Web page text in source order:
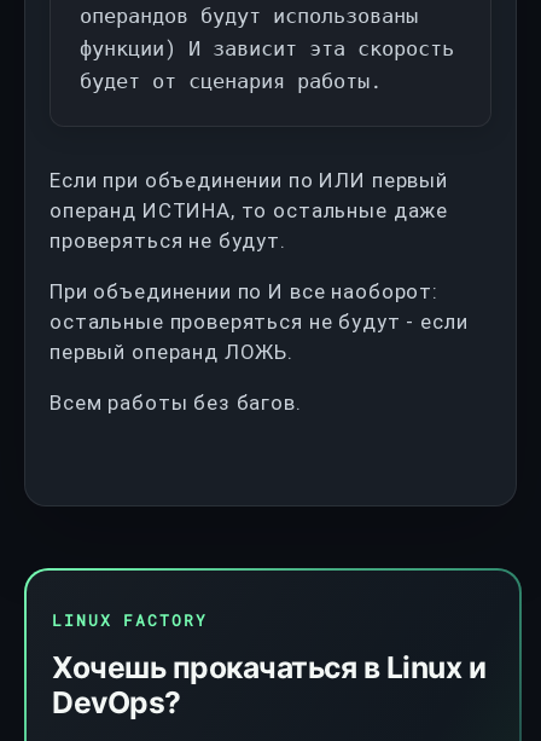
операндов будут использованы
функции) И зависит эта скорость
будет от сценария работы.
Если при объединении по ИЛИ первый
операнд ИСТИНА, то остальные даже
проверяться не будут.
При объединении по И все наоборот:
остальные проверяться не будут - если
первый операнд ЛОЖЬ.
Всем работы без багов.
LINUX FACTORY
Хочешь прокачаться в Linux и
DevOps?